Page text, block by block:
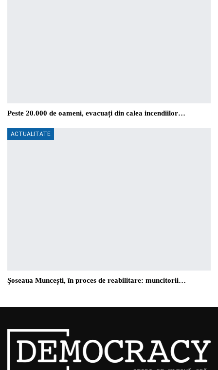
Peste 20.000 de oameni, evacuați din calea incendiilor…
ACTUALITATE
Șoseaua Muncești, în proces de reabilitare: muncitorii…